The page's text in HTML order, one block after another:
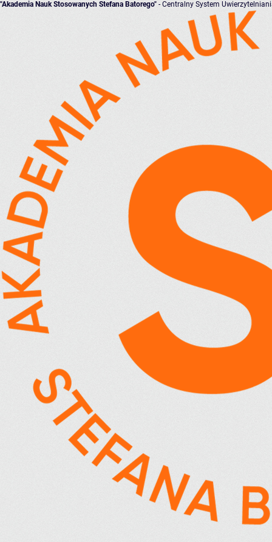
"Akademia Nauk Stosowanych Stefana Batorego" - Centralny System